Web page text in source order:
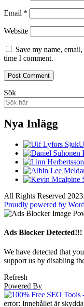
Email *
Website
Save my name,
time I comment.
Sök
Nya Inlägg
All Rights Reserved 2023.
Proudly powered by
Ads Blocker Detected!!!
We have detected that
support us by disabling
Refresh
Powered By
error: Innehållet är